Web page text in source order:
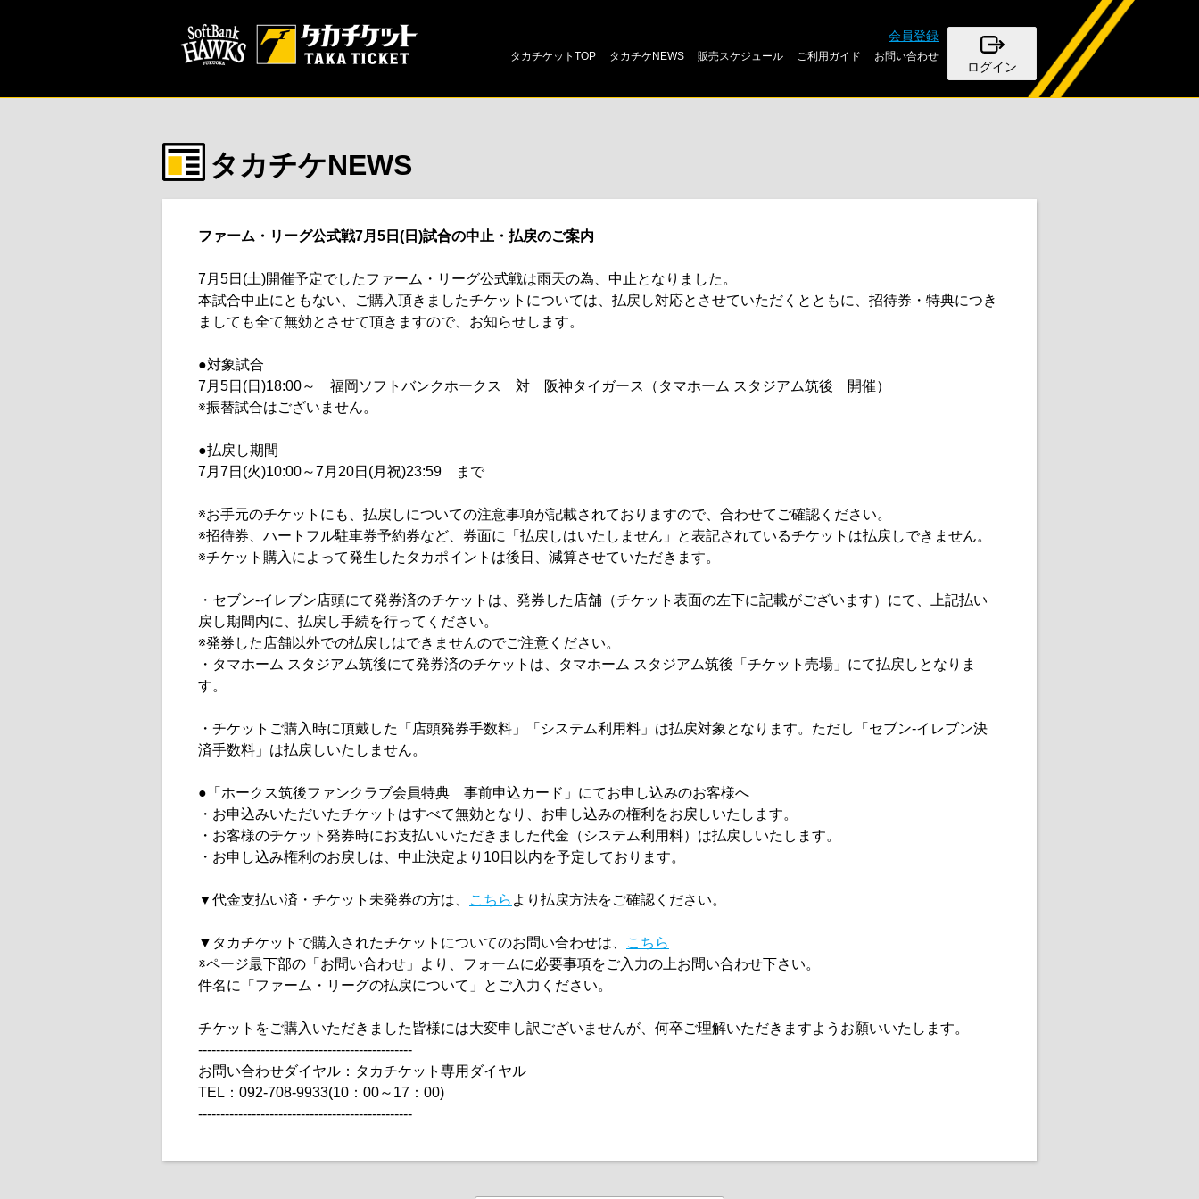
会員登録
ログイン
タカチケットTOP タカチケNEWS 販売スケジュール ご利用ガイド お問い合わせ
タカチケNEWS
ファーム・リーグ公式戦7月5日(日)試合の中止・払戻のご案内
7月5日(土)開催予定でしたファーム・リーグ公式戦は雨天の為、中止となりました。
本試合中止にともない、ご購入頂きましたチケットについては、払戻し対応とさせていただくとともに、招待券・特典につき
ましても全て無効とさせて頂きますので、お知らせします。
●対象試合
7月5日(日)18:00～ 福岡ソフトバンクホークス 対 阪神タイガース（タマホーム スタジアム筑後 開催）
※振替試合はございません。
●払戻し期間
7月7日(火)10:00～7月20日(月祝)23:59 まで
※お手元のチケットにも、払戻しについての注意事項が記載されておりますので、合わせてご確認ください。
※招待券、ハートフル駐車券予約券など、券面に「払戻しはいたしません」と表記されているチケットは払戻しできません。
※チケット購入によって発生したタカポイントは後日、減算させていただきます。
・セブン-イレブン店頭にて発券済のチケットは、発券した店舗（チケット表面の左下に記載がございます）にて、上記払い
戻し期間内に、払戻し手続を行ってください。
※発券した店舗以外での払戻しはできませんのでご注意ください。
・タマホーム スタジアム筑後にて発券済のチケットは、タマホーム スタジアム筑後「チケット売場」にて払戻しとなりま
す。
・チケットご購入時に頂戴した「店頭発券手数料」「システム利用料」は払戻対象となります。ただし「セブン-イレブン決
済手数料」は払戻しいたしません。
●「ホークス筑後ファンクラブ会員特典 事前申込カード」にてお申し込みのお客様へ
・お申込みいただいたチケットはすべて無効となり、お申し込みの権利をお戻しいたします。
・お客様のチケット発券時にお支払いいただきました代金（システム利用料）は払戻しいたします。
・お申し込み権利のお戻しは、中止決定より10日以内を予定しております。
▼代金支払い済・チケット未発券の方は、 こちら より払戻方法をご確認ください。
▼タカチケットで購入されたチケットについてのお問い合わせは、
こちら
※ページ最下部の「お問い合わせ」より、フォームに必要事項をご入力の上お問い合わせ下さい。
件名に「ファーム・リーグの払戻について」とご入力ください。
チケットをご購入いただきました皆様には大変申し訳ございませんが、何卒ご理解いただきますようお願いいたします。
------------------------------------------------
お問い合わせダイヤル：タカチケット専用ダイヤル
TEL：092-708-9933(10：00～17：00)
------------------------------------------------